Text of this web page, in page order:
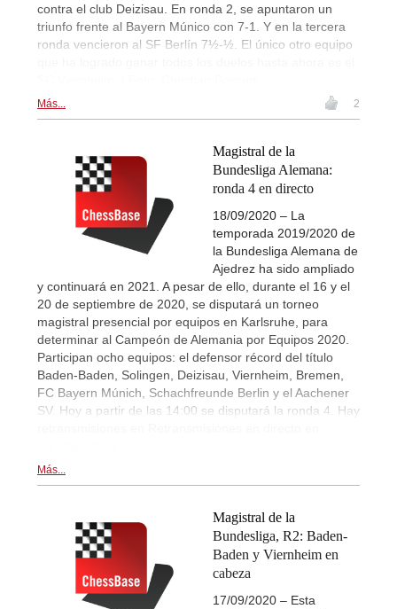
contra el club Deizisau. En ronda 2, se apuntaron un
triunfo frente al Bayern Múnico con 7-1. Y en la tercera
ronda vencieron al SF Berlín 7½-½. El único otro equipo
Más... 2
Magistral de la
Bundesliga Alemana:
ronda 4 en directo
18/09/2020 – La
temporada 2019/2020 de
la Bundesliga Alemana de
Ajedrez ha sido ampliado
y continuará en 2021. A pesar de ello, durante el 16 y el
20 de septiembre de 2020, se disputará un torneo
magistral presencial por equipos en Karlsruhe, para
determinar al Campeón de Alemania por Equipos 2020.
Participan ocho equipos: el defensor récord del título
Baden-Baden, Solingen, Deizisau, Viernheim, Bremen,
FC Bayern Múnich, Schachfreunde Berlin y el Aachener
SV. Hoy a partir de las 14:00 se disputará la ronda 4. Hay
Más...
Magistral de la
Bundesliga, R2: Baden-
Baden y Viernheim en
cabeza
17/09/2020 – Esta